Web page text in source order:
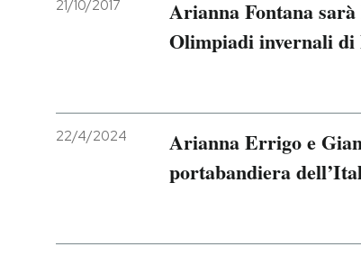
21/10/2017
Arianna Fontana
Olimpiadi invernali di
22/4/2024
Arianna Errigo e
portabandiera